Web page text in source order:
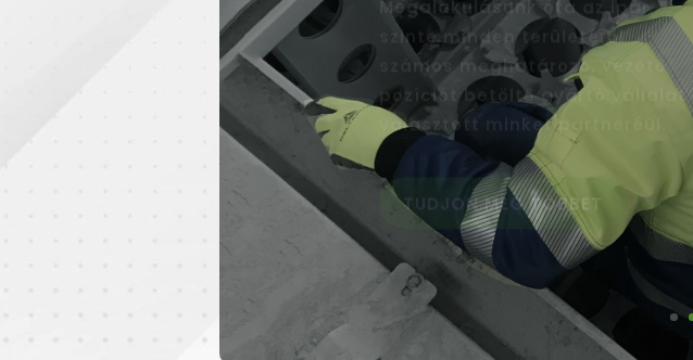
számos meghatározó, vezető
pozíciót betöltő gyártó vállalat
választott minket partneréül.
TUDJON MEG TÖBBET